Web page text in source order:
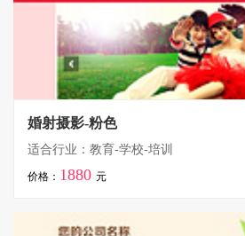
婚射摄影-粉色
适合行业：教育-学校-培训
价格： 1880 元